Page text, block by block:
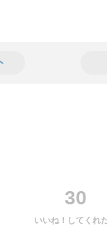
30
いいね！してくれ